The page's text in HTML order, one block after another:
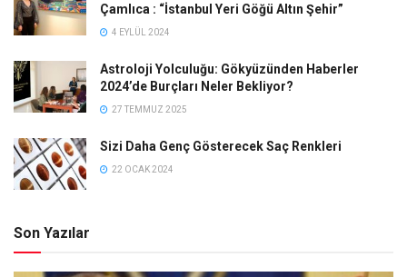
Çamlıca : “İstanbul Yeri Göğü Altın Şehir”
4 EYLÜL 2024
Astroloji Yolculuğu: Gökyüzünden Haberler
2024’de Burçları Neler Bekliyor?
27 TEMMUZ 2025
Sizi Daha Genç Gösterecek Saç Renkleri
22 OCAK 2024
Son Yazılar